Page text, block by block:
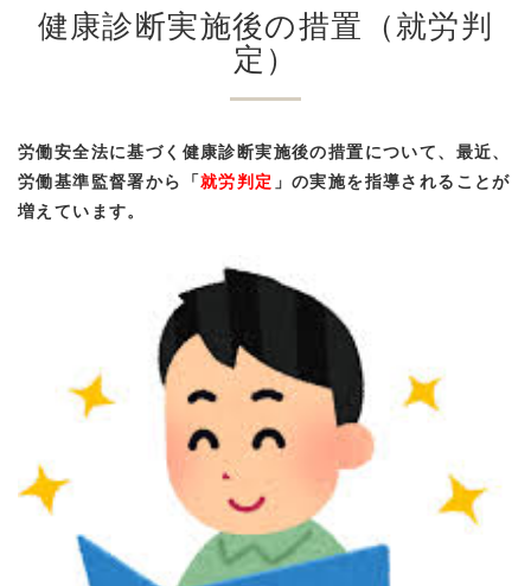
健康診断実施後の措置（就労判
定）
労働安全法に基づく健康診断実施後の措置について、最近、
労働基準監督署から「就労判定 」の実施を指導されることが
増えています。